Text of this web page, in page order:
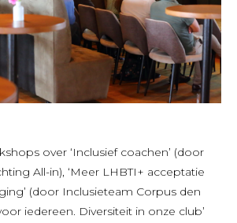
over ‘Inclusief coachen’ (door
All-in), ‘Meer LHBTI+ acceptatie
(door Inclusieteam Corpus den
iedereen. Diversiteit in onze club’